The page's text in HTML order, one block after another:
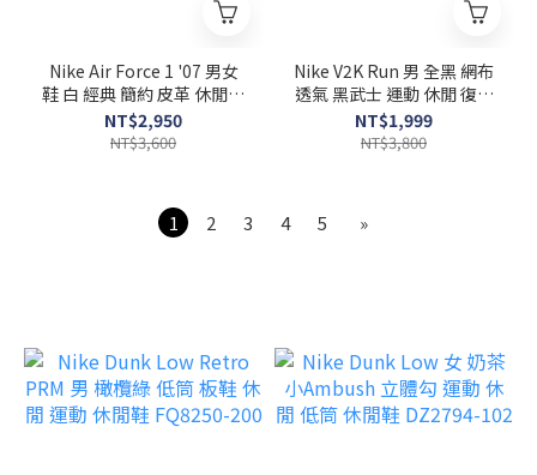
Nike Air Force 1 '07 男女
鞋 白 經典 簡約 皮革 休閒鞋
CW2288-111
NT$2,950
NT$3,600
Nike V2K Run 男 全黑 網布
透氣 黑武士 運動 休閒 復古
休閒鞋 HJ4497-001
NT$1,999
NT$3,800
1 2 3 4 5 »